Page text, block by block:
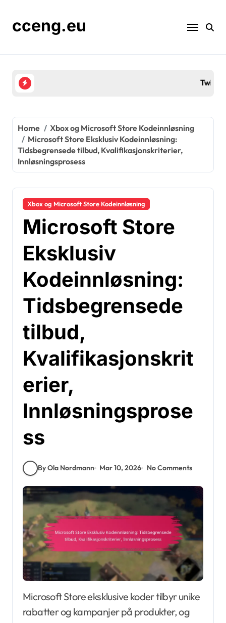
contentcceng.eu
Twitch Drops Samfunnsengasjement:
Home
Xbox og Microsoft Store Kodeinnløsning
Microsoft Store Eksklusiv Kodeinnløsning:
Tidsbegrensede tilbud, Kvalifikasjonskriterier,
Innløsningsprosess
Xbox og Microsoft Store Kodeinnløsning
Microsoft Store
Eksklusiv
Kodeinnløsning:
Tidsbegrensede
tilbud,
Kvalifikasjonskrit
erier,
Innløsningsprose
ss
By Ola Nordmann Mar 10, 2026 No Comments
Microsoft Store eksklusive koder tilbyr unike
rabatter og kampanjer på produkter, og